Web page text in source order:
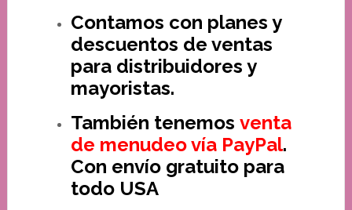
Contamos con planes y
descuentos de ventas
para distribuidores y
mayoristas.
También tenemos venta
de menudeo vía PayPal.
Con envío gratuito para
todo USA